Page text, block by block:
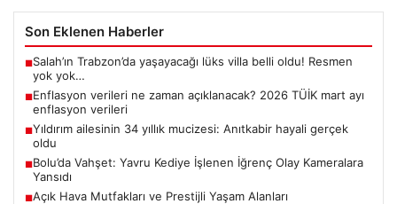
Son Eklenen Haberler
■Salah’ın Trabzon’da yaşayacağı lüks villa belli oldu! Resmen
yok yok…
■Enflasyon verileri ne zaman açıklanacak? 2026 TÜİK mart ayı
enflasyon verileri
■Yıldırım ailesinin 34 yıllık mucizesi: Anıtkabir hayali gerçek
oldu
■Bolu’da Vahşet: Yavru Kediye İşlenen İğrenç Olay Kameralara
Yansıdı
■Açık Hava Mutfakları ve Prestijli Yaşam Alanları